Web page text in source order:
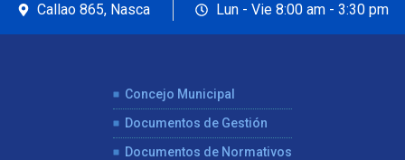
Callao 865, Nasca Lun - Vie 8:00 am - 3:30 pm
Concejo Municipal
Documentos de Gestión
Documentos de Normativos